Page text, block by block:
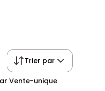
Trier par
Vente-unique